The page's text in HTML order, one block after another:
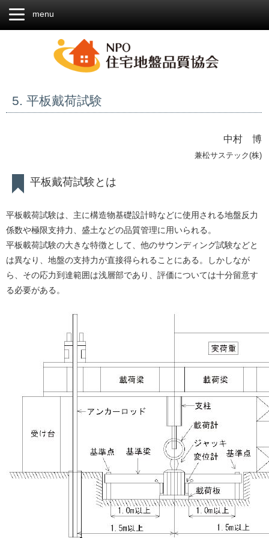
menu
5. 平板戴荷試験
中村 博
兼松サステック(株)
平板戴荷試験とは
平板載荷試験は、主に構造物基礎設計時などに使用される地盤反力
係数や極限支持力、盛土などの品質管理に用いられる。
平板載荷試験の大きな特徴として、他のサウンディング試験などと
は異なり、地盤の支持力が直接得られることにある。しかしなが
ら、その応力到達範囲は浅層部であり、評価については十分留意す
る必要がある。